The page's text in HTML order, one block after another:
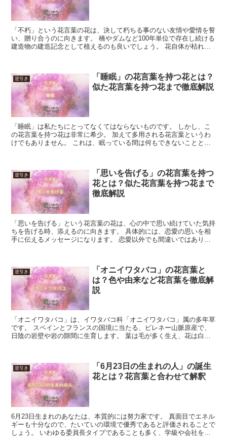
「不朽」という花言葉の花は、決して朽ちる事のない友情や愛情を誓
い、贈り合うのに向きます。 橋やダムなど100年単位で存在し続ける
建造物の建造記念として植えるのも良いでしょう。 花自体が枯れて
逆引き
「睡眠」の花言葉を持つ花とは？
似た花言葉を持つ花まで徹底解説
「睡眠」は私たちにとってなくてはならないものです。 しかし、こ
の花言葉を持つ花は非常に希少。 加えて多用される花言葉というわ
けでもありません。 これは、眠っている間は何もできないことと無
逆引き
「思いを告げる」の花言葉を持つ
花とは？似た花言葉を持つ花まで
徹底解説
「思いを告げる」という花言葉の花は、心の中で思い続けていた気持
ちを告げる時、添えるのに向きます。 具体的には、恋愛の思いを相
手に伝えるメッセージになります。 恋愛以外でも間違いではありま
逆引き
「オニイワタバコ」の花言葉と
は？色や由来など花言葉を徹底解
説
「オニイワタバコ」は、イワタバコ科「オニイワタバコ」属の多年草
です。 スペインとフランスの国境に当たる、ピレネー山脈原産で、
日陰の岩壁や岩の隙間に生育します。 葉は毛が多く生え、花は白か
逆引き
「6月23日の生まれの人」の誕生
花とは？花言葉と合わせて解釈
6月23日生まれのあなたは、本質的には努力家です。 真面目でエネル
ギーも十分なので、たいていの環境で優秀であると評価されることで
しょう。 いわゆる委員長タイプであることも多く、学級や会社を回